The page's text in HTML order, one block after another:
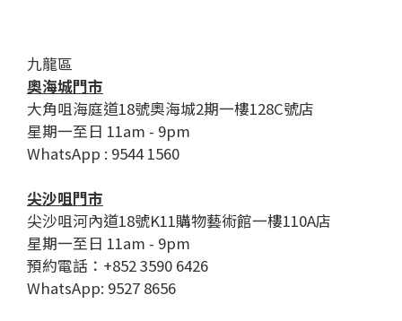
九龍區
奧海城門市
大角咀海庭道18號奧海城2期一樓128C號店
星期一至日 11am - 9pm
WhatsApp : 9544 1560
尖沙咀門市
尖沙咀河內道18號K11購物藝術館一樓110A店
星期一至日 11am - 9pm
預約電話：+852 3590 6426
WhatsApp: 9527 8656